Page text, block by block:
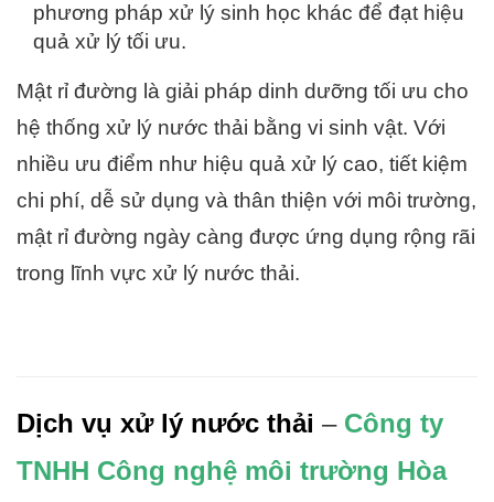
phương pháp xử lý sinh học khác để đạt hiệu
quả xử lý tối ưu.
Mật rỉ đường là giải pháp dinh dưỡng tối ưu cho
hệ thống xử lý nước thải bằng vi sinh vật. Với
nhiều ưu điểm như hiệu quả xử lý cao, tiết kiệm
chi phí, dễ sử dụng và thân thiện với môi trường,
mật rỉ đường ngày càng được ứng dụng rộng rãi
trong lĩnh vực xử lý nước thải.
Dịch vụ xử lý nước thải – Công ty
TNHH Công nghệ môi trường Hòa